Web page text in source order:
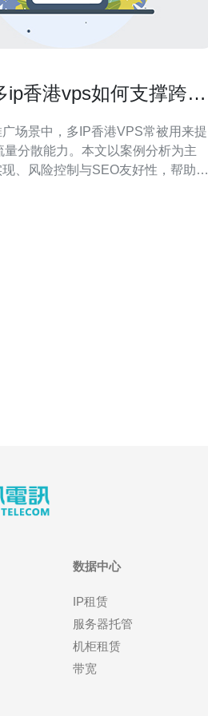
ip香港vps如何支撑跨境
场景中，多IP香港VPS常被用来提
量分散能力。本文以案例分析为主
、风险控制与SEO友好性，帮助运
数据中心
IP租赁
服务器托管
机柜租赁
带宽